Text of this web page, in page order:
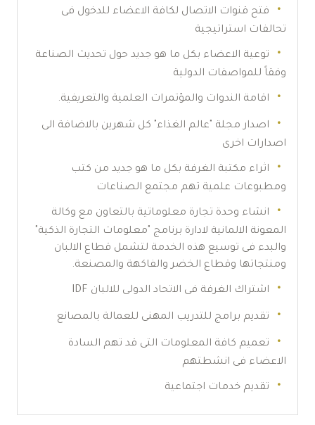
فتح قنوات الاتصال لكافة الاعضاء للدخول فى
تحالفات استراتيجية
توعية الاعضاء بكل ما هو جديد حول تحديث الصناعة
وفقاً للمواصفات الدولية
اقامة الندوات والمؤتمرات العلمية والتعريفية.
اصدار مجلة "عالم الغذاء" كل شهرين بالاضافة الى
اصدارات اخرى
اثراء مكتبة الغرفة بكل ما هو جديد من كتب
ومطبوعات علمية تهم مجتمع الصناعات
انشاء وحدة تجارة معلوماتية بالتعاون مع وكالة
المعونة الالمانية لادارة برنامج "معلومات التجارة الذكية"
والبدء فى توسيع هذه الخدمة لتشمل قطاع الالبان
ومنتجاتها وقطاع الخضر والفاكهة والمصنعة.
اشتراك الغرفة فى الاتحاد الدولى للالبان IDF
تقديم برامج للتدريب المهنى للعمالة بالمصانع
تعميم كافة المعلومات التى قد تهم السادة
الاعضاء فى انشطتهم
تقديم خدمات اجتماعية